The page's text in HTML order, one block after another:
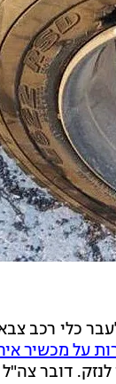
כלי רכב
על מכשיר
דובר